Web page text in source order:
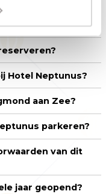
veilig?
Hotel Neptunus?
aan Zee?
parkeren?
van dit
jaar geopend?